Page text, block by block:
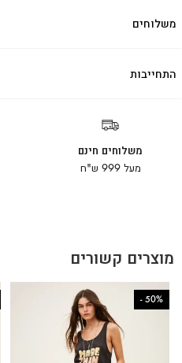
משלוחים
התחייבות
משלוחים חינם
מעל 999 ש"ח
מוצרים קשורים
50%
-